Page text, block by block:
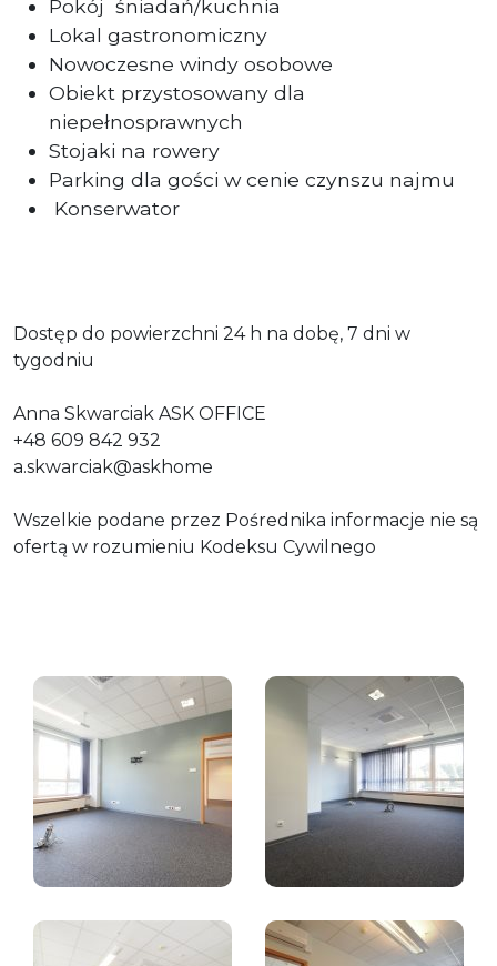
Pokój śniadań/kuchnia
Lokal gastronomiczny
Nowoczesne windy osobowe
Obiekt przystosowany dla
niepełnosprawnych
Stojaki na rowery
Parking dla gości w cenie czynszu najmu
Konserwator
Dostęp do powierzchni 24 h na dobę, 7 dni w
tygodniu
Anna Skwarciak ASK OFFICE
+48 609 842 932
a.skwarciak@askhome
Wszelkie podane przez Pośrednika informacje nie są
ofertą w rozumieniu Kodeksu Cywilnego